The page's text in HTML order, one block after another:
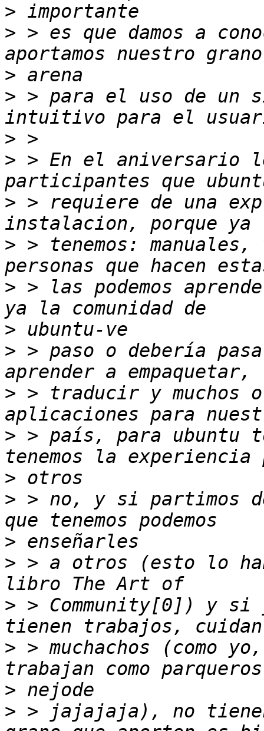
>
> > es que damos a
>
> > para el uso de un
>
> > En el aniversario
> > requiere de una
> > tenemos:
> > las podemos
>
> > paso o debería
> > traducir y muchos
> > país, para ubuntu
>
> > no, y si partimos
>
> > a otros (esto lo
> > Community[0]) y si
> > muchachos (como
>
> > jajajaja), no